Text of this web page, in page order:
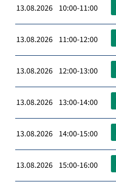
13.08.2026 10:00-11:00
13.08.2026 11:00-12:00
13.08.2026 12:00-13:00
13.08.2026 13:00-14:00
13.08.2026 14:00-15:00
13.08.2026 15:00-16:00